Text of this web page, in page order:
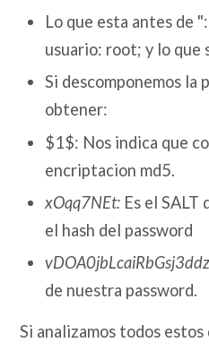
Lo que esta antes de
usuario: root; y lo que
Si descomponemos la
obtener:
$1$: Nos indica que
encriptacion md5.
xOqq7NEt: Es el SALT
el hash del password
de nuestra password.
Si analizamos todos